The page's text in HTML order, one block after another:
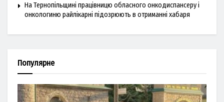
На Тернопільщині працівницю обласного онкодиспансеру і
онкологиню райлікарні підозрюють в отриманні хабаря
Популярне